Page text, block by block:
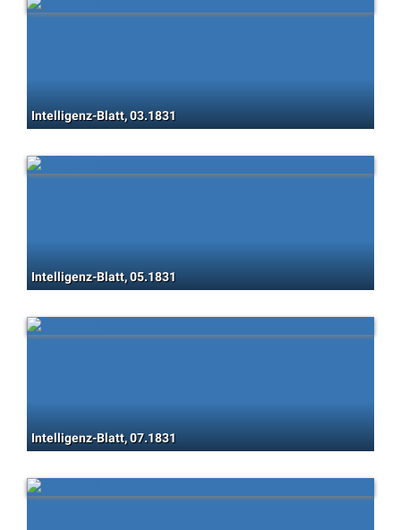
Intelligenz-Blatt, 03.1831
Intelligenz-Blatt, 05.1831
Intelligenz-Blatt, 07.1831